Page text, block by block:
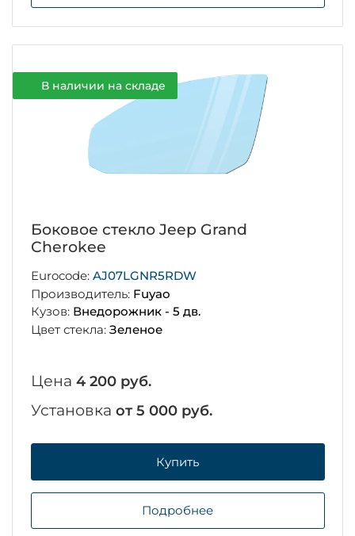
В наличии на складе
Боковое стекло Jeep Grand
Cherokee
Eurocode: AJ07LGNR5RDW
Производитель: Fuyao
Кузов: Внедорожник - 5 дв.
Цвет стекла: Зеленое
Цена 4 200 руб.
Установка от 5 000 руб.
Купить
Подробнее